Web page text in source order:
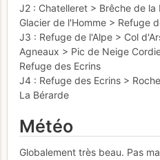
J2 : Chatelleret > Brêche de la
Glacier de l'Homme > Refuge
J3 : Refuge de l'Alpe > Col
Agneaux > Pic de Neige
Refuge des Ecrins
J4 : Refuge des Ecrins >
La Bérarde
Météo
Globalement très beau. Pas